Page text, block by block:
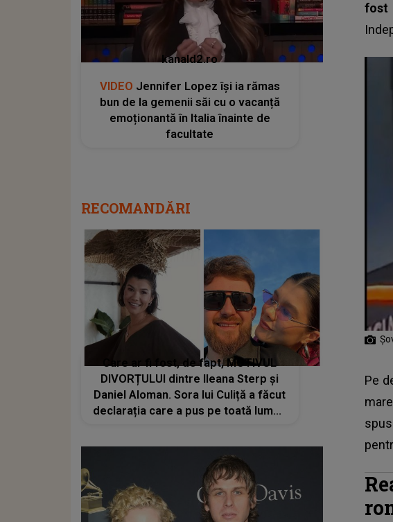
fost
Pe
kanald2.ro
VIDEO Jennifer Lopez își ia rămas
bun de la gemenii săi cu o vacanță
emoționantă în Italia înainte de
facultate
RECOMANDĂRI
Care ar fi fost, de fapt, MOTIVUL
DIVORȚULUI dintre Ileana Sterp și
Daniel Aloman. Sora lui Culiță a făcut
declarația care a pus pe toată lumea